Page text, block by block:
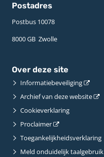
Postadres
Postbus 10078 ­
8000 GB ­ Zwolle
Over deze site
Informatiebeveiliging
Archief van deze website
Cookieverklaring
Proclaimer
Toegankelijkheidsverklaring
Meld onduidelijk taalgebruik